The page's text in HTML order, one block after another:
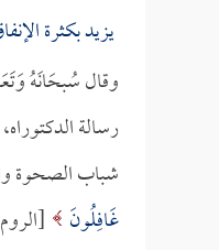
يزيد بكثرة
وقال سُبحَانَهُ
رسالة
شباب الصحوة
غَافِلُونَ
[الروم:7] وقال